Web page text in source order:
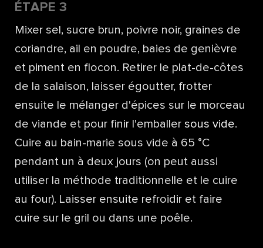
ÉTAPE 3
Mixer sel, sucre brun, poivre noir, graines de
coriandre, ail en poudre, baies de genièvre
et piment en flocon. Retirer le plat-de-côtes
de la salaison, laisser égoutter, frotter
ensuite le mélanger d'épices sur le morceau
de viande et pour finir l'emballer sous vide.
Cuire au bain-marie sous vide à 65 °C
pendant un à deux jours (on peut aussi
utiliser la méthode traditionnelle et le cuire
au four). Laisser ensuite refroidir et faire
cuire sur le gril ou dans une poêle.